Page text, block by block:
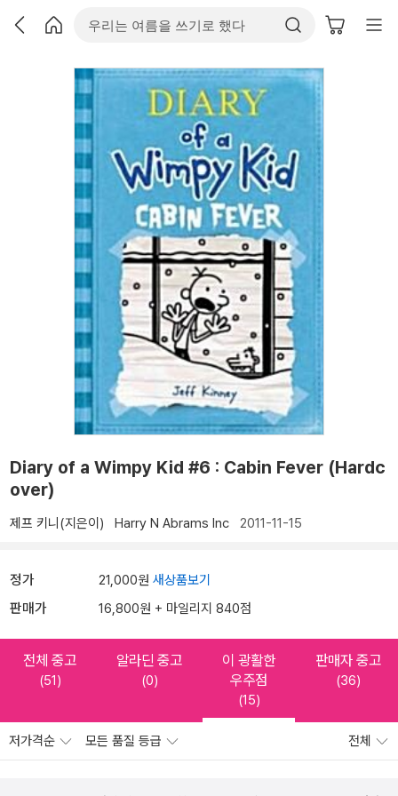
Diary of a Wimpy Kid #6 : Cabin Fever (Hardc
over)
제프 키니(지은이) Harry N Abrams Inc 2011-11-15
정가 21,000원 새상품보기
판매가 16,800원 + 마일리지 840점
전체 중고
(51)
알라딘 중고
(0)
이 광활한
우주점
(15)
판매자 중고
(36)
저가격순 모든 품질 등급 전체